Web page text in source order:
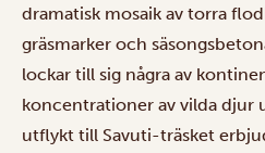
dramatisk mosaik av torra
gräsmarker och
lockar till sig några av
koncentrationer av vilda djur
utflykt till Savuti-träsket